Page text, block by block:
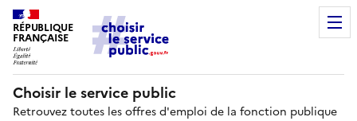
RÉPUBLIQUE
FRANÇAISE
Choisir le service public
Retrouvez toutes les offres d'emploi de la fonction publique